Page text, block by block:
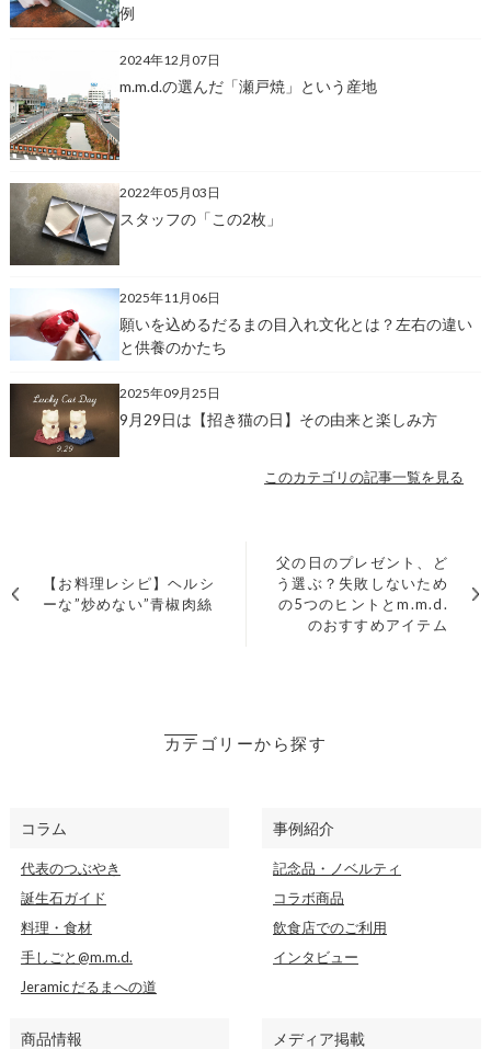
例
2024年12月07日
m.m.d.の選んだ「瀬戸焼」という産地
2022年05月03日
スタッフの「この2枚」
2025年11月06日
願いを込めるだるまの目入れ文化とは？左右の違い
と供養のかたち
2025年09月25日
9月29日は【招き猫の日】その由来と楽しみ方
このカテゴリの記事一覧を見る
【お料理レシピ】ヘルシ
ーな”炒めない”青椒肉絲
父の日のプレゼント、ど
う選ぶ？失敗しないため
の5つのヒントとm.m.d.
のおすすめアイテム
カテゴリーから探す
コラム
代表のつぶやき
誕生石ガイド
料理・食材
手しごと@m.m.d.
Jeramic だるまへの道
事例紹介
記念品・ノベルティ
コラボ商品
飲食店でのご利用
インタビュー
商品情報 メディア掲載